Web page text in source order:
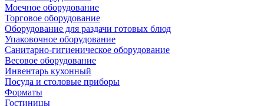
Моечное оборудование
Торговое оборудование
Оборудование для раздачи готовых блюд
Упаковочное оборудование
Санитарно-гигиеническое оборудование
Весовое оборудование
Инвентарь кухонный
Посуда и столовые приборы
Форматы
Гостиницы